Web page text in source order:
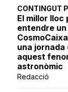
CONTINGUT
El millor lloc
entendre
una jornada
aquest
astronòmic
Redacció